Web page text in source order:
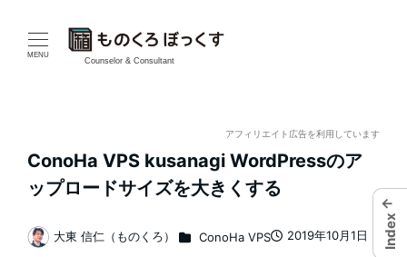
MENU
Counselor & Consultant
アフィリエイト広告を利用しています
ConoHa VPS kusanagi WordPressのア
ップロードサイズを大きくする
2019年10月1日
著
大東 信仁（ものくろ） カテゴリー
ConoHa VPS
←
Index